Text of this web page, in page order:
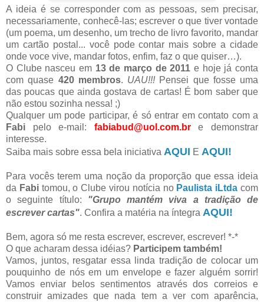
A ideia é se corresponder com as pessoas, sem precisar,
necessariamente, conhecê-las; escrever o que tiver vontade
(um poema, um desenho, um trecho de livro favorito, mandar
um cartão postal... você pode contar mais sobre a cidade
onde voce vive, mandar fotos, enfim, faz o que quiser…).
O Clube nasceu em 13 de março de 2011 e hoje já conta
com quase 420 membros. UAU!!! Pensei que fosse uma
das poucas que ainda gostava de cartas! É bom saber que
não estou sozinha nessa! ;)
Qualquer um pode participar, é só entrar em contato com a
Fabi pelo e-mail: fabiabud@uol.com.bre demonstrar
interesse.
Saiba mais sobre essa bela iniciativa AQUI E AQUI!
Para vocês terem uma noção da proporção que essa ideia
da Fabi tomou, o Clube virou notícia no Paulista iLtda com
o seguinte título: "Grupo mantém viva a tradição de
escrever cartas". Confira a matéria na íntegra AQUI!
Bem, agora só me resta escrever, escrever, escrever! *-*
O que acharam dessa idéias? Participem também!
Vamos, juntos, resgatar essa linda tradição de colocar um
pouquinho de nós em um envelope e fazer alguém sorrir!
Vamos enviar belos sentimentos através dos correios e
construir amizades que nada tem a ver com aparência,